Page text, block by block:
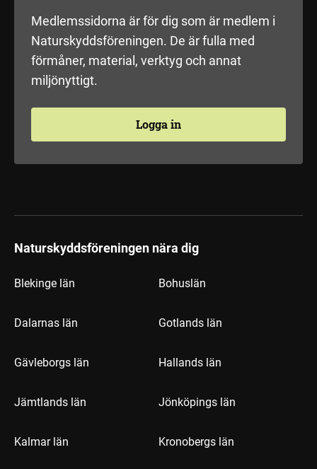
Medlemssidorna är för dig som är medlem i
Naturskyddsföreningen. De är fulla med
förmåner, material, verktyg och annat
miljönyttigt.
Logga in
Naturskyddsföreningen nära dig
Blekinge län Bohuslän
Dalarnas län Gotlands län
Gävleborgs län Hallands län
Jämtlands län Jönköpings län
Kalmar län Kronobergs län